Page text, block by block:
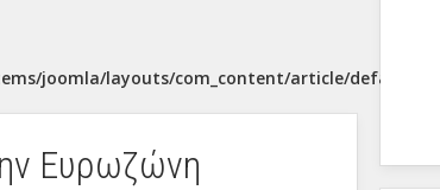
joomla/layouts/com_content/article/default.php
Ευρωζώνη